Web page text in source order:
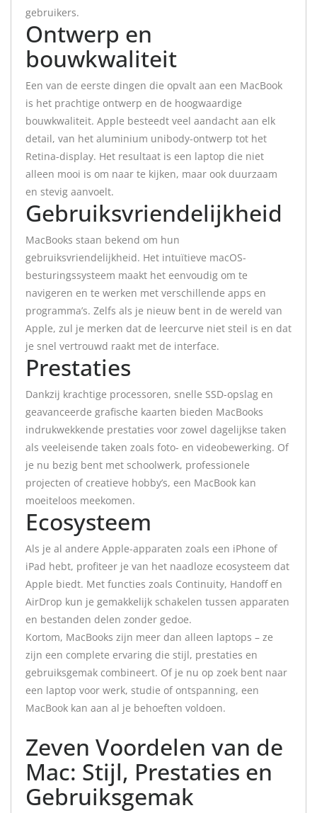
gebruikers.
Ontwerp en
bouwkwaliteit
Een van de eerste dingen die opvalt aan een MacBook
is het prachtige ontwerp en de hoogwaardige
bouwkwaliteit. Apple besteedt veel aandacht aan elk
detail, van het aluminium unibody-ontwerp tot het
Retina-display. Het resultaat is een laptop die niet
alleen mooi is om naar te kijken, maar ook duurzaam
en stevig aanvoelt.
Gebruiksvriendelijkheid
MacBooks staan bekend om hun
gebruiksvriendelijkheid. Het intuïtieve macOS-
besturingssysteem maakt het eenvoudig om te
navigeren en te werken met verschillende apps en
programma’s. Zelfs als je nieuw bent in de wereld van
Apple, zul je merken dat de leercurve niet steil is en dat
je snel vertrouwd raakt met de interface.
Prestaties
Dankzij krachtige processoren, snelle SSD-opslag en
geavanceerde grafische kaarten bieden MacBooks
indrukwekkende prestaties voor zowel dagelijkse taken
als veeleisende taken zoals foto- en videobewerking. Of
je nu bezig bent met schoolwerk, professionele
projecten of creatieve hobby’s, een MacBook kan
moeiteloos meekomen.
Ecosysteem
Als je al andere Apple-apparaten zoals een iPhone of
iPad hebt, profiteer je van het naadloze ecosysteem dat
Apple biedt. Met functies zoals Continuity, Handoff en
AirDrop kun je gemakkelijk schakelen tussen apparaten
en bestanden delen zonder gedoe.
Kortom, MacBooks zijn meer dan alleen laptops – ze
zijn een complete ervaring die stijl, prestaties en
gebruiksgemak combineert. Of je nu op zoek bent naar
een laptop voor werk, studie of ontspanning, een
MacBook kan aan al je behoeften voldoen.
Zeven Voordelen van de
Mac: Stijl, Prestaties en
Gebruiksgemak